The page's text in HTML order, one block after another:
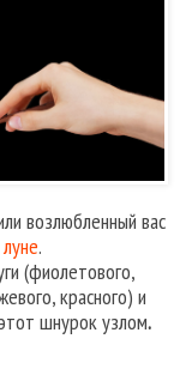
возлюбленный вас
.
(фиолетового,
красного) и
шнурок узлом.